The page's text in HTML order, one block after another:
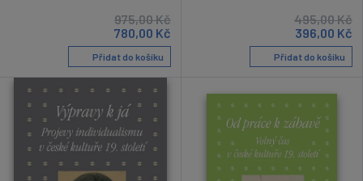
975,00Kč
780,00 Kč
Přidat do košíku
495,00Kč
396,00 Kč
Přidat do košíku